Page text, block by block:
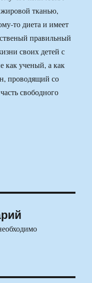
жировой тканью,
то диета и имеет
правильный
своих детей с
как ученый, а как
проводящий со
свободного